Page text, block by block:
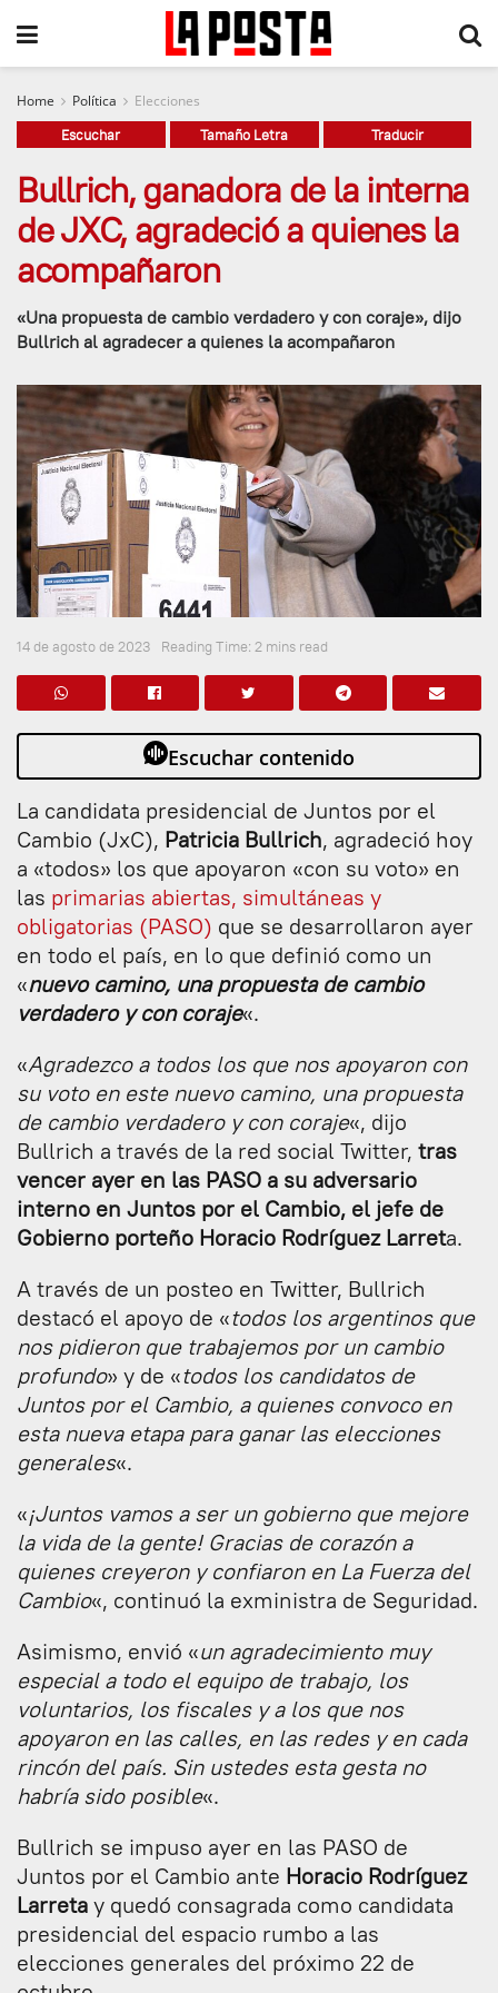
Home Política Elecciones
Escuchar Tamaño Letra Traducir
Bullrich, ganadora de la interna
de JXC, agradeció a quienes la
acompañaron
«Una propuesta de cambio verdadero y con coraje», dijo
Bullrich al agradecer a quienes la acompañaron
14 de agosto de 2023 Reading Time: 2 mins read
Escuchar contenido
La candidata presidencial de Juntos por el
Cambio (JxC), Patricia Bullrich, agradeció hoy
a «todos» los que apoyaron «con su voto» en
las primarias abiertas, simultáneas y
obligatorias (PASO) que se desarrollaron ayer
en todo el país, en lo que definió como un
«nuevo camino, una propuesta de cambio
verdadero y con coraje«.
«Agradezco a todos los que nos apoyaron con
su voto en este nuevo camino, una propuesta
de cambio verdadero y con coraje«, dijo
Bullrich a través de la red social Twitter, tras
vencer ayer en las PASO a su adversario
interno en Juntos por el Cambio, el jefe de
Gobierno porteño Horacio Rodríguez Larreta.
A través de un posteo en Twitter, Bullrich
destacó el apoyo de «todos los argentinos que
nos pidieron que trabajemos por un cambio
profundo» y de «todos los candidatos de
Juntos por el Cambio, a quienes convoco en
esta nueva etapa para ganar las elecciones
generales«.
«¡Juntos vamos a ser un gobierno que mejore
la vida de la gente! Gracias de corazón a
quienes creyeron y confiaron en La Fuerza del
Cambio«, continuó la exministra de Seguridad.
Asimismo, envió «un agradecimiento muy
especial a todo el equipo de trabajo, los
voluntarios, los fiscales y a los que nos
apoyaron en las calles, en las redes y en cada
rincón del país. Sin ustedes esta gesta no
habría sido posible«.
Bullrich se impuso ayer en las PASO de
Juntos por el Cambio ante Horacio Rodríguez
Larreta y quedó consagrada como candidata
presidencial del espacio rumbo a las
elecciones generales del próximo 22 de